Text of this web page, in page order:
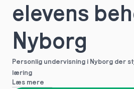
elevens
Nyborg
Personlig undervisning i Nyborg der
læring
Læs mere